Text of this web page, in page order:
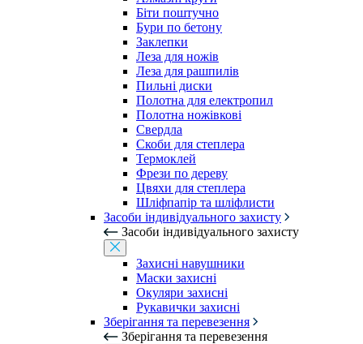
Біти поштучно
Бури по бетону
Заклепки
Леза для ножів
Леза для рашпилів
Пильні диски
Полотна для електропил
Полотна ножівкові
Свердла
Скоби для степлера
Термоклей
Фрези по дереву
Цвяхи для степлера
Шліфпапір та шліфлисти
Засоби індивідуального захисту
Засоби індивідуального захисту
Захисні навушники
Маски захисні
Окуляри захисні
Рукавички захисні
Зберігання та перевезення
Зберігання та перевезення